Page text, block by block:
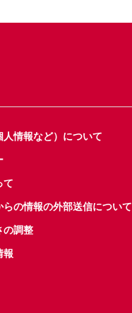
情報など）について
て
の情報の外部送信について
の調整
報